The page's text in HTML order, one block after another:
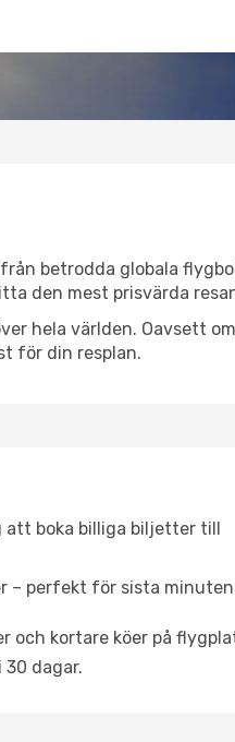
betrodda globala
den mest prisvärda
hela världen. Oavsett
för din resplan.
att boka billiga biljetter till
– perfekt för sista
och kortare köer på
dagar.